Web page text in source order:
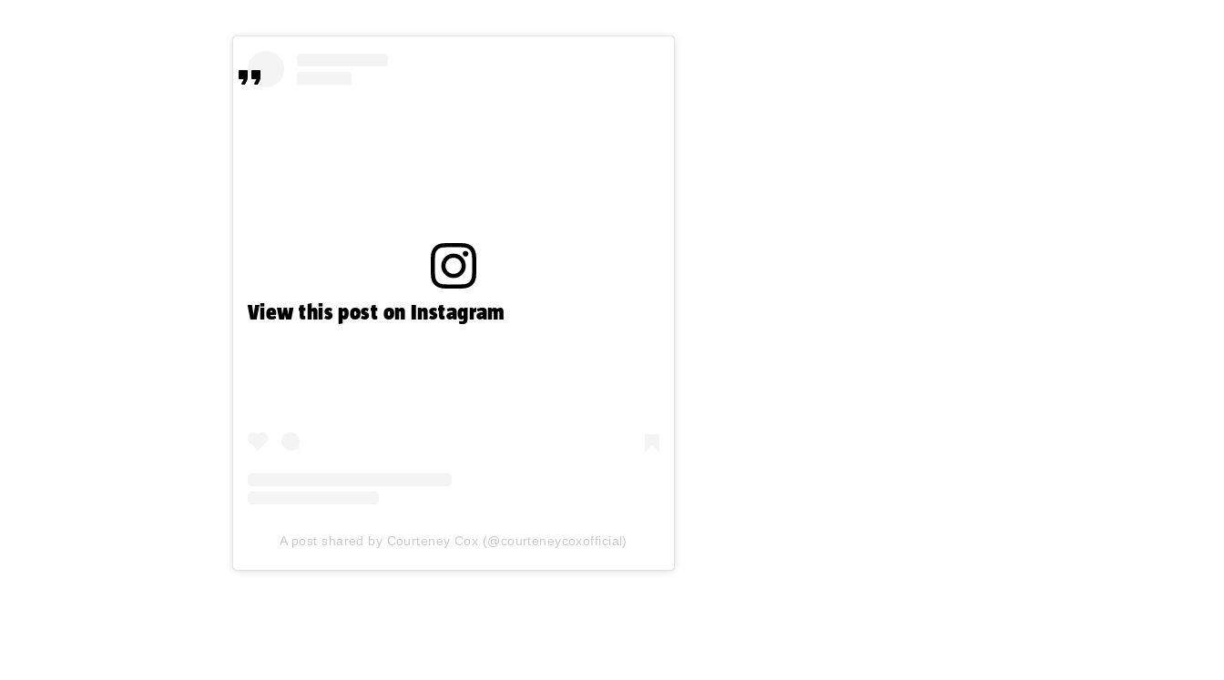
View this post on Instagram
A post shared by Courteney Cox (@courteneycoxofficial)